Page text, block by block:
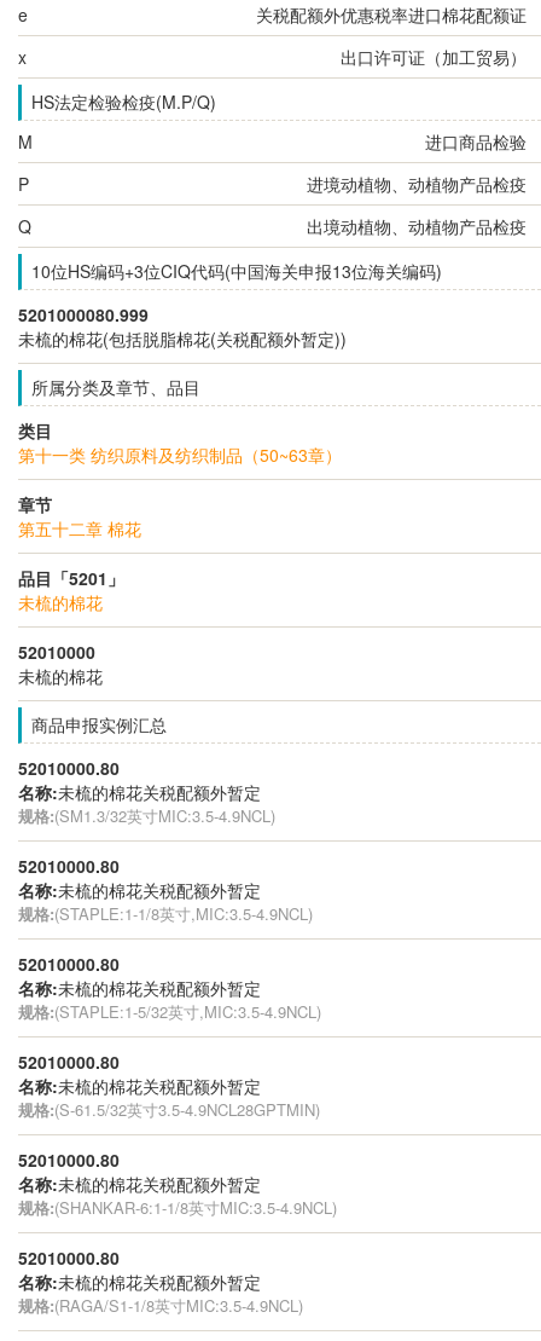
e
关税配额外优惠税率进口棉花配额证
x
出口许可证（加工贸易）
HS法定检验检疫(M.P/Q)
M
进口商品检验
P
进境动植物、动植物产品检疫
Q
出境动植物、动植物产品检疫
10位HS编码+3位CIQ代码(中国海关申报13位海关编码)
5201000080.999
未梳的棉花(包括脱脂棉花(关税配额外暂定))
所属分类及章节、品目
类目
第十一类 纺织原料及纺织制品（50~63章）
章节
第五十二章 棉花
品目「5201」
未梳的棉花
52010000
未梳的棉花
商品申报实例汇总
52010000.80
名称:未梳的棉花关税配额外暂定
规格:(SM1.3/32英寸MIC:3.5-4.9NCL)
52010000.80
名称:未梳的棉花关税配额外暂定
规格:(STAPLE:1-1/8英寸,MIC:3.5-4.9NCL)
52010000.80
名称:未梳的棉花关税配额外暂定
规格:(STAPLE:1-5/32英寸,MIC:3.5-4.9NCL)
52010000.80
名称:未梳的棉花关税配额外暂定
规格:(S-61.5/32英寸3.5-4.9NCL28GPTMIN)
52010000.80
名称:未梳的棉花关税配额外暂定
规格:(SHANKAR-6:1-1/8英寸MIC:3.5-4.9NCL)
52010000.80
名称:未梳的棉花关税配额外暂定
规格:(RAGA/S1-1/8英寸MIC:3.5-4.9NCL)